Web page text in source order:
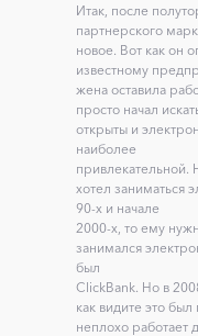
Итак, после
партнерского
новое. Вот как он
известному
жена оставила
просто начал
открыты и
наиболее
привлекательной.
хотел заниматься
90-х и начале
2000-х, то ему
занимался
был
ClickBank. Но в
как видите это
неплохо работает